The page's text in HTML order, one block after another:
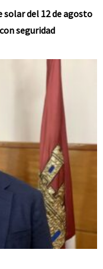
solar del 12 de agosto
seguridad